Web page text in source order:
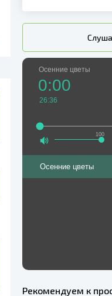
Осенние цветы
100
0:00
26:36
Осенние цветы
Рекомендуем к